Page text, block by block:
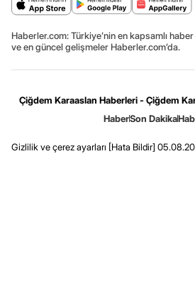
Haberler.com: Türkiye’nin en kapsamlı
ve en güncel gelişmeler Haberler.com’da.
Çiğdem Karaaslan Haberleri - Çiğdem
HaberSon Dakika
Gizlilik ve çerez ayarları [Hata Bildir]